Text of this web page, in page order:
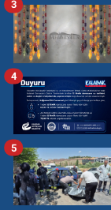
3
4
5